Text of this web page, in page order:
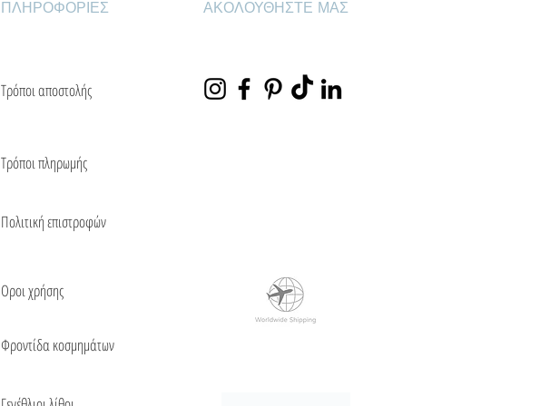
ΠΛΗΡΟΦΟΡΙΕΣ
Τρόποι αποστολής
Τρόποι πληρωμής
Πολιτική επιστροφών
Οροι χρήσης
Φροντίδα κοσμημάτων
ΑΚΟΛΟΥΘΗΣΤΕ ΜΑΣ